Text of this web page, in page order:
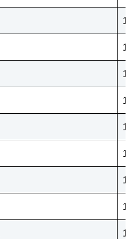
1
1
1
1
1
1
1